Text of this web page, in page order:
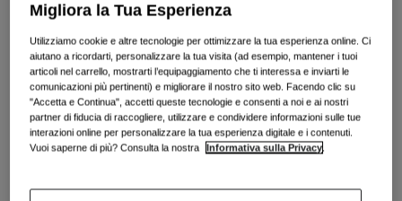
Abbigliamento
Abbigliamento da Strada
Abbigliamento da MTB
Vedi tutto
Lenti di ricambio
Vedi tutto
Bambino
Maschere
Guanti Bravo Jr.
Prodotto n.39078
Migliora la Tua Esperienza
Utilizziamo cookie e altre tecnologie per ottimizzare la tua esperienza online. Ci
aiutano a ricordarti, personalizzare la tua visita (ad esempio, mantener i tuoi
articoli nel carrello, mostrarti l’equipaggiamento che ti interessa e inviarti le
comunicazioni più pertinenti) e migliorare il nostro sito web. Facendo clic su
"Accetta e Continua", accetti queste tecnologie e consenti a noi e ai nostri
partner di fiducia di raccogliere, utilizzare e condividere informazioni sulle tue
interazioni online per personalizzare la tua esperienza digitale e i contenuti.
Vuoi saperne di più? Consulta la nostra
Informativa sulla Privacy